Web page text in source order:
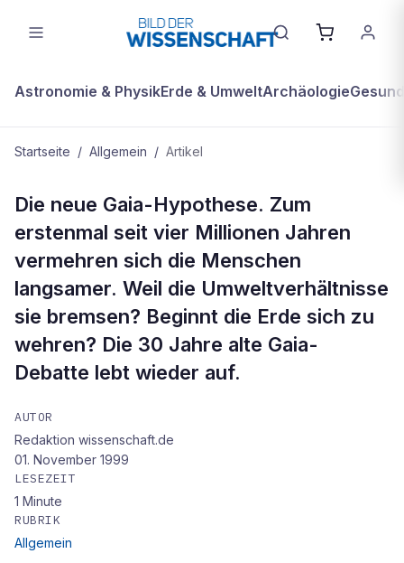
Astronomie & PhysikErde & UmweltArchäologie
Startseite / Allgemein / Artikel
Wie lebendig ist die Erde?
Die neue Gaia-Hypothese. Zum
erstenmal seit vier Millionen Jahren
vermehren sich die Menschen
langsamer. Weil die Umweltverhältnisse
sie bremsen? Beginnt die Erde sich zu
wehren? Die 30 Jahre alte Gaia-
Debatte lebt wieder auf.
AUTOR
Redaktion wissenschaft.de
01. November 1999
LESEZEIT
1 Minute
RUBRIK
Allgemein